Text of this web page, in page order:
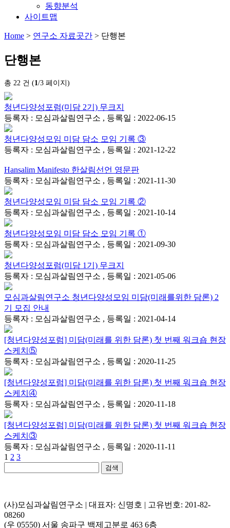
동향분석
사이트맵
Home > 연구소 자료곳간 > 단행본
단행본
총 22 건 (1/3 페이지)
청년다양성포럼(미담 2기) 무크지
등록자 : 모심과살림연구소 , 등록일 : 2022-06-15
청년다양성모임 미담 담소 모임 기록 ③
등록자 : 모심과살림연구소 , 등록일 : 2021-12-22
Hansalim Manifesto 한살림선언 영문판
등록자 : 모심과살림연구소 , 등록일 : 2021-11-30
청년다양성모임 미담 담소 모임 기록 ②
등록자 : 모심과살림연구소 , 등록일 : 2021-10-14
청년다양성모임 미담 담소 모임 기록 ①
등록자 : 모심과살림연구소 , 등록일 : 2021-09-30
청년다양성포럼(미담 1기) 무크지
등록자 : 모심과살림연구소 , 등록일 : 2021-05-06
모심과살림연구소 청년다양성모임 미담(미래를위한 담론) 2
기 모집 안내
등록자 : 모심과살림연구소 , 등록일 : 2021-04-14
[청년다양성포럼] 미담(미래를 위한 담론) 첫 번째 워크숍 현장
스케치⑤
등록자 : 모심과살림연구소 , 등록일 : 2020-11-25
[청년다양성포럼] 미담(미래를 위한 담론) 첫 번째 워크숍 현장
스케치④
등록자 : 모심과살림연구소 , 등록일 : 2020-11-18
[청년다양성포럼] 미담(미래를 위한 담론) 첫 번째 워크숍 현장
스케치③
등록자 : 모심과살림연구소 , 등록일 : 2020-11-11
1 2 3
검색
(사)모심과살림연구소 | 대표자: 신명호 | 고유번호: 201-82-
08260
(우 05550) 서울 송파구 백제고분로 463 6층